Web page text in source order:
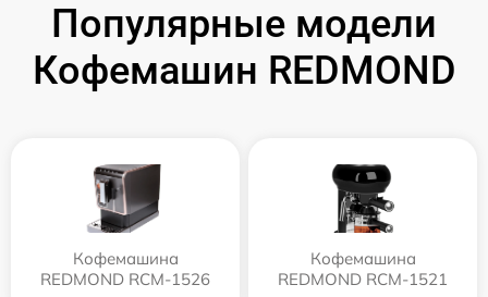
Популярные модели
Кофемашин REDMOND
Кофемашина
REDMOND RCM-1526
Кофемашина
REDMOND RCM-1521